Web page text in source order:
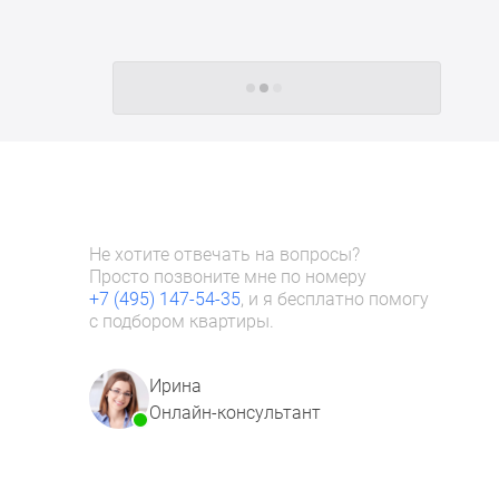
Следующие -24 жилых комплекса
Не хотите отвечать на вопросы?
Просто позвоните мне по номеру
+7 (495) 147-54-35, и я бесплатно помогу
с подбором квартиры.
Ирина
Онлайн-консультант